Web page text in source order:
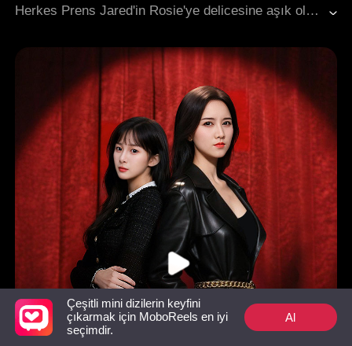
Herkes Prens Jared'in Rosie'ye delicesine aşık olduğunu söylüyordu. Gençken onun için manastıra çekilmiş, şimdiyse onun için manastırı terk etmişti. Gerçeği yalnızca Rosie biliyordu. Jared onunla sadece kız kardeşinin evliliğine yol açmak için evlenmişti. Düğün gecesinde, yedi gün içinde onu ölü gibi gösterecek büyülü bir iksir içti. Böylece kaçıp yeni bir kimlikle özgürce yaşayabilecekti. Boşanma belgelerini bırakıp tabutunda sonu beklerken, Jared gerçeği çok geç fark etti: Rosie, yıllardır özlemini çektiği kadındı. Pişmanlıktan deliye dönen Jared, ona ölümde eşlik etmek için zehir içti. Tam hikayeleri sona eriyor derken, kadını buluverdi.
Çeşitli mini dizilerin keyfini
çıkarmak için MoboReels en iyi
seçimdir.
Al